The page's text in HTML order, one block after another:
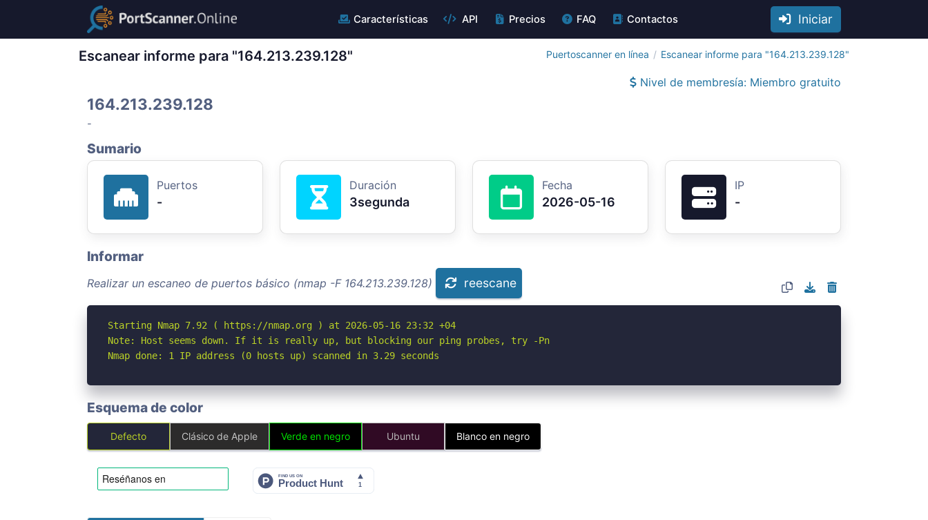
Características API Precios FAQ Contactos Iniciar
Escanear informe para "164.213.239.128" Puertoscanner en línea Escanear informe para "164.213.239.128"
Nivel de membresía: Miembro gratuito
164.213.239.128
-
Sumario
Puertos
-
Duración
3segunda
Fecha
2026-05-16
IP
-
Informar
Realizar un escaneo de puertos básico (nmap -F 164.213.239.128) reescane
Starting Nmap 7.92 ( https://nmap.org ) at 2026-05-16 23:32 +04
Note: Host seems down. If it is really up, but blocking our ping probes, try -Pn
Nmap done: 1 IP address (0 hosts up) scanned in 3.29 seconds
Esquema de color
Defecto Clásico de Apple Verde en negro Ubuntu Blanco en negro